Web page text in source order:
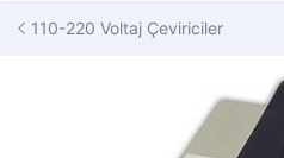
110-220 Voltaj Çeviriciler